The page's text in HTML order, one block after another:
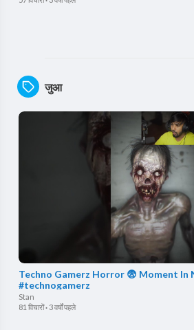
जुआ
Techno Gamerz Horror 😨 Moment In
#technogamerz
Stan
81 विचारों· 3 वर्षों पहले